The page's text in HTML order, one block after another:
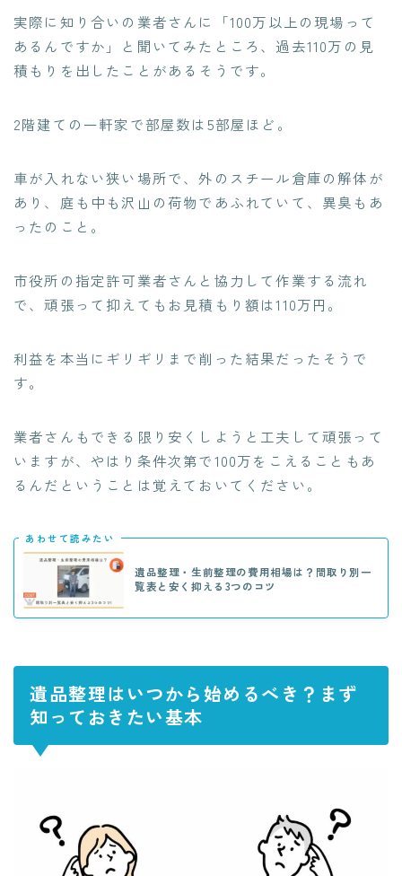
実際に知り合いの業者さんに「100万以上の現場って
あるんですか」と聞いてみたところ、 過去110万の見
積もりを出したことがあるそうです。
2階建ての一軒家で部屋数は5部屋ほど。
車が入れない狭い場所で、外のスチール倉庫の解体が
あり、庭も中も沢山の荷物であふれていて、異臭もあ
ったのこと。
市役所の指定許可業者さんと協力して作業する流れ
で、頑張って抑えてもお見積もり額は110万円。
利益を本当にギリギリまで削った結果だったそうで
す。
業者さんもできる限り安くしようと工夫して頑張って
いますが、やはり 条件次第で100万をこえることもあ
るんだということは覚えておいてください。
あわせて読みたい
遺品整理・生前整理の費用相場は？間取り別一
覧表と安く抑える3つのコツ
遺品整理はいつから始めるべき？まず
知っておきたい基本